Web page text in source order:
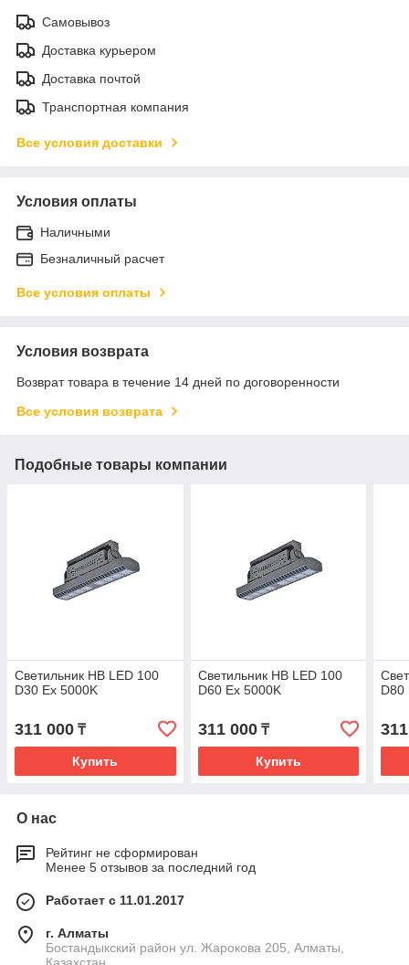
Самовывоз
Доставка курьером
Доставка почтой
Транспортная компания
Все условия доставки
Условия оплаты
Наличными
Безналичный расчет
Все условия оплаты
Условия возврата
Возврат товара в течение 14 дней по договоренности
Все условия возврата
Подобные товары компании
Светильник HB LED 100
D30 Ex 5000K
311 000 ₸
Купить
Светильник HB LED 100
D60 Ex 5000K
311 000₸
Купить
D80
О нас
Рейтинг не сформирован
Менее 5 отзывов за последний год
Работает с 11.01.2017
г. Алматы
Бостандыкский район ул. Жарокова 205, Алматы,